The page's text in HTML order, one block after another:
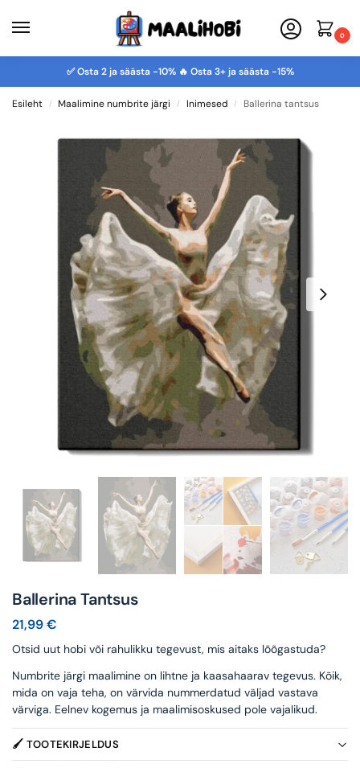
0
✅ Osta 2 ja säästa -10% 🔥 Osta 3+ ja säästa -15%
Esileht / Maalimine numbrite järgi / Inimesed / Ballerina tantsus
Ballerina Tantsus
21,99€
Otsid uut hobi või rahulikku tegevust, mis aitaks lõõgastuda?
Numbrite järgi maalimine on lihtne ja kaasahaarav tegevus. Kõik,
mida on vaja teha, on värvida nummerdatud väljad vastava
värviga. Eelnev kogemus ja maalimisoskused pole vajalikud.
🖌️ TOOTEKIRJELDUS